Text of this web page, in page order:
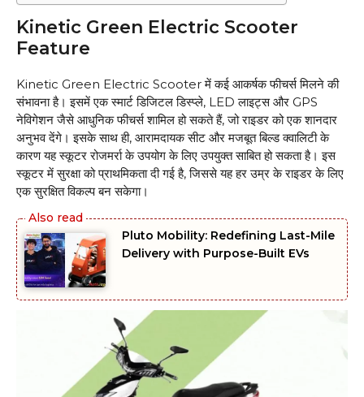
Kinetic Green Electric Scooter
Feature
Kinetic Green Electric Scooter में कई आकर्षक फीचर्स मिलने की
संभावना है। इसमें एक स्मार्ट डिजिटल डिस्प्ले, LED लाइट्स और GPS
नेविगेशन जैसे आधुनिक फीचर्स शामिल हो सकते हैं, जो राइडर को एक शानदार
अनुभव देंगे। इसके साथ ही, आरामदायक सीट और मजबूत बिल्ड क्वालिटी के
कारण यह स्कूटर रोजमर्रा के उपयोग के लिए उपयुक्त साबित हो सकता है। इस
स्कूटर में सुरक्षा को प्राथमिकता दी गई है, जिससे यह हर उम्र के राइडर के लिए
एक सुरक्षित विकल्प बन सकेगा।
Pluto Mobility: Redefining Last-Mile
Delivery with Purpose-Built EVs